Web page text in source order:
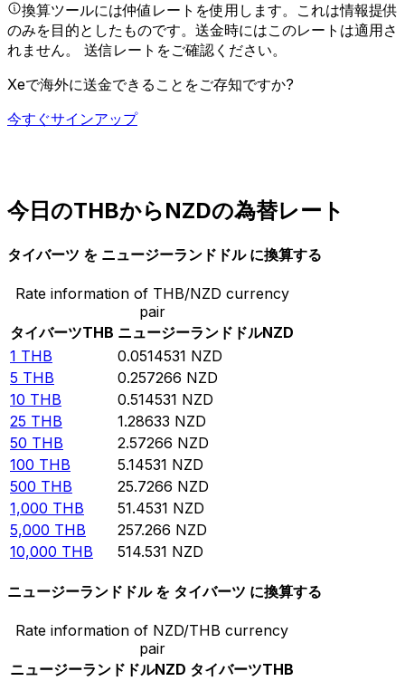
換算ツールには仲値レートを使用します。これは情報提供
のみを目的としたものです。送金時にはこのレートは適用さ
れません。 送信レートをご確認ください。
Xeで海外に送金できることをご存知ですか?
今すぐサインアップ
今日のTHBからNZDの為替レート
タイバーツ を ニュージーランドドル に換算する
Rate information of THB/NZD currency
pair
タイバーツTHB ニュージーランドドルNZD
1 THB 0.0514531 NZD
5 THB 0.257266 NZD
10 THB 0.514531 NZD
25 THB 1.28633 NZD
50 THB 2.57266 NZD
100 THB 5.14531 NZD
500 THB 25.7266 NZD
1,000 THB 51.4531 NZD
5,000 THB 257.266 NZD
10,000 THB 514.531 NZD
ニュージーランドドル を タイバーツ に換算する
Rate information of NZD/THB currency
pair
ニュージーランドドルNZD タイバーツTHB